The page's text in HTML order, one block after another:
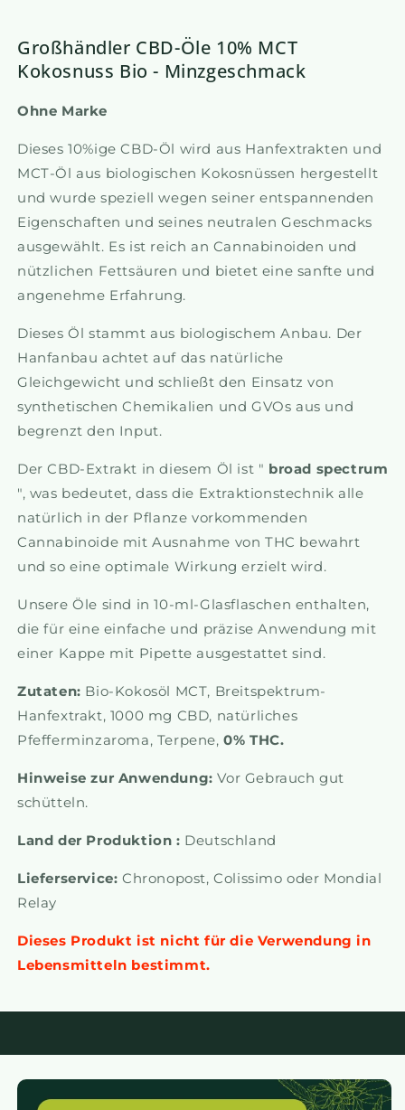
Großhändler CBD-Öle 10% MCT
Kokosnuss Bio - Minzgeschmack
Ohne Marke
Dieses 10%ige CBD-Öl wird aus Hanfextrakten und
MCT-Öl aus biologischen Kokosnüssen hergestellt
und wurde speziell wegen seiner entspannenden
Eigenschaften und seines neutralen Geschmacks
ausgewählt. Es ist reich an Cannabinoiden und
nützlichen Fettsäuren und bietet eine sanfte und
angenehme Erfahrung.
Dieses Öl stammt aus biologischem Anbau. Der
Hanfanbau achtet auf das natürliche
Gleichgewicht und schließt den Einsatz von
synthetischen Chemikalien und GVOs aus und
begrenzt den Input.
Der CBD-Extrakt in diesem Öl ist " broad spectrum
", was bedeutet, dass die Extraktionstechnik alle
natürlich in der Pflanze vorkommenden
Cannabinoide mit Ausnahme von THC bewahrt
und so eine optimale Wirkung erzielt wird.
Unsere Öle sind in 10-ml-Glasflaschen enthalten,
die für eine einfache und präzise Anwendung mit
einer Kappe mit Pipette ausgestattet sind.
Zutaten: Bio-Kokosöl MCT, Breitspektrum-
Hanfextrakt, 1000 mg CBD, natürliches
Pfefferminzaroma, Terpene,0% THC.
Hinweise zur Anwendung: Vor Gebrauch gut
schütteln.
Land der Produktion : Deutschland
Lieferservice: Chronopost, Colissimo oder Mondial
Relay
Dieses Produkt ist nicht für die Verwendung in
Lebensmitteln bestimmt.